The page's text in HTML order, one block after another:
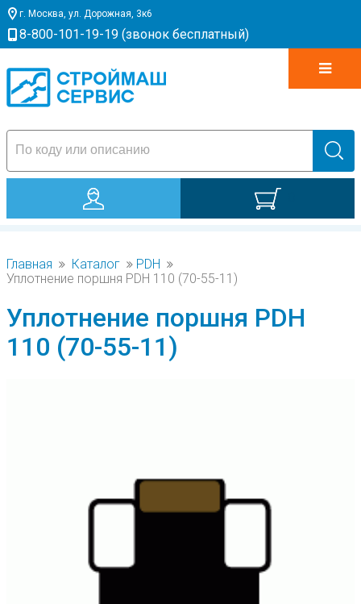
г. Москва, ул. Дорожная, 3к6
8-800-101-19-19 (звонок бесплатный)
Главная Каталог
PDH
Уплотнение поршня PDH 110 (70-55-11)
Уплотнение поршня PDH
110 (70-55-11)